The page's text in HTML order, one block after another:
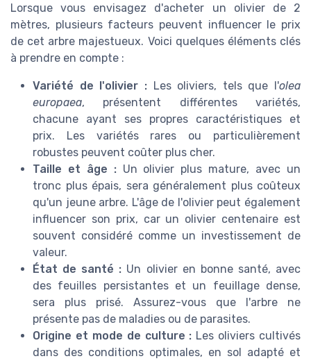
Lorsque vous envisagez d'acheter un olivier de 2
mètres, plusieurs facteurs peuvent influencer le prix
de cet arbre majestueux. Voici quelques éléments clés
à prendre en compte :
Variété de l'olivier :Les oliviers, tels que l'olea
europaea, présentent différentes variétés,
chacune ayant ses propres caractéristiques et
prix. Les variétés rares ou particulièrement
robustes peuvent coûter plus cher.
Taille et âge :Un olivier plus mature, avec un
tronc plus épais, sera généralement plus coûteux
qu'un jeune arbre. L'âge de l'olivier peut également
influencer son prix, car un olivier centenaire est
souvent considéré comme un investissement de
valeur.
État de santé : Un olivier en bonne santé, avec
des feuilles persistantes et un feuillage dense,
sera plus prisé. Assurez-vous que l'arbre ne
présente pas de maladies ou de parasites.
Origine et mode de culture : Les oliviers cultivés
dans des conditions optimales, en sol adapté et